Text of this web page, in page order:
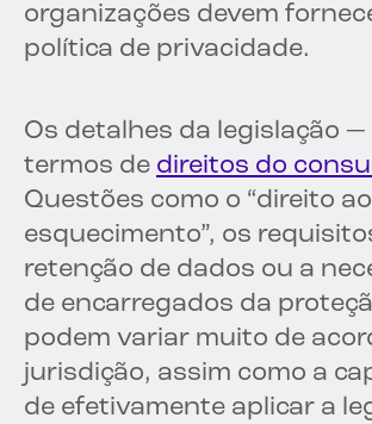
organizações devem
política de privacidade.
Os detalhes da legislação —
termos de direitos do
Questões como o “direito ao
esquecimento”, os
retenção de dados ou a
de encarregados da
podem variar muito de
jurisdição, assim como a
de efetivamente aplicar a